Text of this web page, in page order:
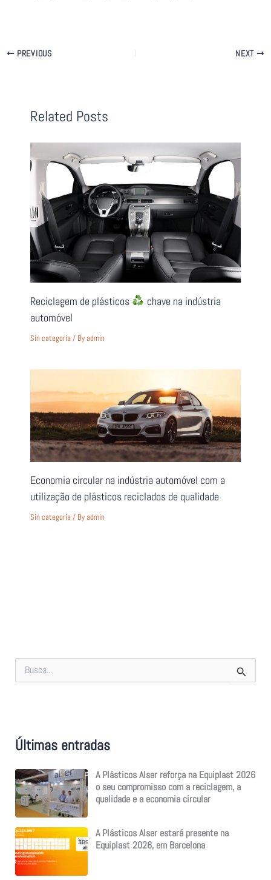
PREVIOUS NEXT
Related Posts
Reciclagem de plásticos
chave na indústria
automóvel
Sin categoría/ Byadmin
Economia circular na indústria automóvel com a
utilização de plásticos reciclados de qualidade
Sin categoría/ Byadmin
o
:
Últimas entradas
A Plásticos Alser reforça na Equiplast 2026
o seu compromisso com a reciclagem, a
qualidade e a economia circular
A Plásticos Alser estará presente na
Equiplast 2026, em Barcelona